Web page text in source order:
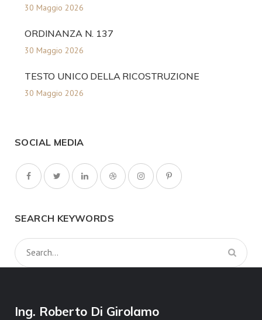
30 Maggio 2026
ORDINANZA N. 137
30 Maggio 2026
TESTO UNICO DELLA RICOSTRUZIONE
30 Maggio 2026
SOCIAL MEDIA
SEARCH KEYWORDS
Ing. Roberto Di Girolamo